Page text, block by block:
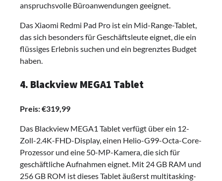
anspruchsvolle Büroanwendungen geeignet.
Das Xiaomi Redmi Pad Pro ist ein Mid-Range-Tablet,
das sich besonders für Geschäftsleute eignet, die ein
flüssiges Erlebnis suchen und ein begrenztes Budget
haben.
4. Blackview MEGA1 Tablet
Preis: €319,99
Das Blackview MEGA1 Tablet verfügt über ein 12-
Zoll-2.4K-FHD-Display, einen Helio-G99-Octa-Core-
Prozessor und eine 50-MP-Kamera, die sich für
geschäftliche Aufnahmen eignet. Mit 24 GB RAM und
256 GB ROM ist dieses Tablet äußerst multitasking-